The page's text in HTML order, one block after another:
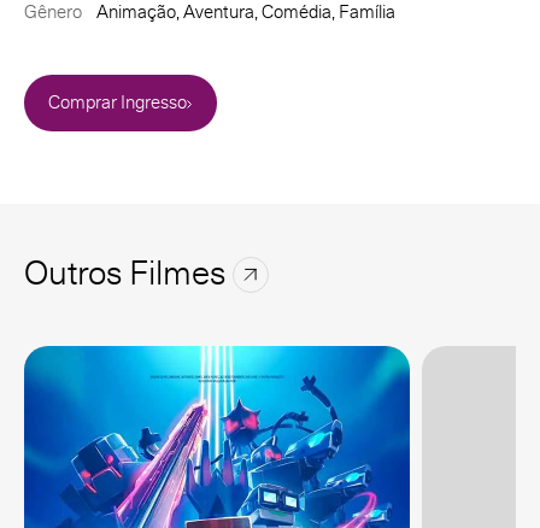
Gênero
Animação, Aventura, Comédia, Família
Comprar Ingresso
Outros Filmes